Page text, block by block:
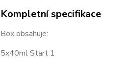
Kompletní specifikace
Box obsahuje:
5x40ml Start 1